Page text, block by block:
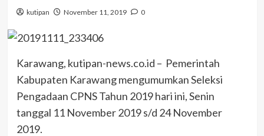
kutipan November 11, 2019 0
Karawang, kutipan-news.co.id – Pemerintah
Kabupaten Karawang mengumumkan Seleksi
Pengadaan CPNS Tahun 2019 hari ini, Senin
tanggal 11 November 2019 s/d 24 November
2019.